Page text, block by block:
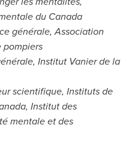
du Canada
générale, Association
pompiers
Institut Vanier de la
scientifique, Instituts de
, Institut des
mentale et des